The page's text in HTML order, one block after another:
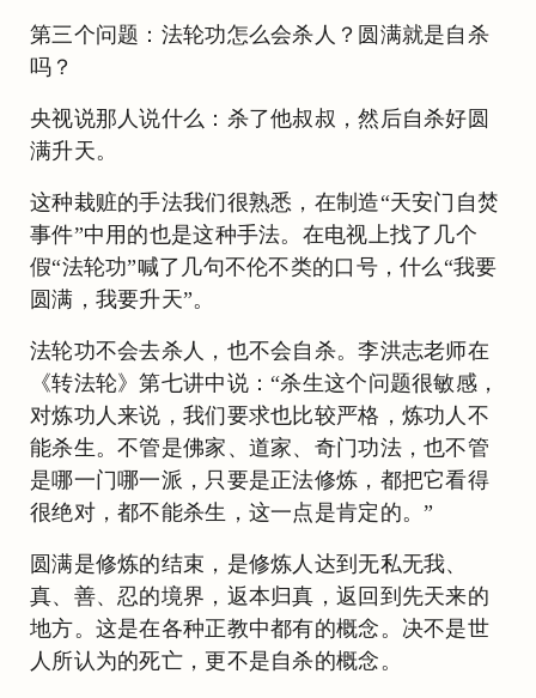
第三个问题：法轮功怎么会杀人？圆满就是自杀
吗？
央视说那人说什么：杀了他叔叔，然后自杀好圆
满升天。
这种栽赃的手法我们很熟悉，在制造“天安门自焚
事件”中用的也是这种手法。在电视上找了几个
假“法轮功”喊了几句不伦不类的口号，什么“我要
圆满，我要升天”。
法轮功不会去杀人，也不会自杀。李洪志老师在
《转法轮》第七讲中说：“杀生这个问题很敏感，
对炼功人来说，我们要求也比较严格，炼功人不
能杀生。不管是佛家、道家、奇门功法，也不管
是哪一门哪一派，只要是正法修炼，都把它看得
很绝对，都不能杀生，这一点是肯定的。”
圆满是修炼的结束，是修炼人达到无私无我、
真、善、忍的境界，返本归真，返回到先天来的
地方。这是在各种正教中都有的概念。决不是世
人所认为的死亡，更不是自杀的概念。